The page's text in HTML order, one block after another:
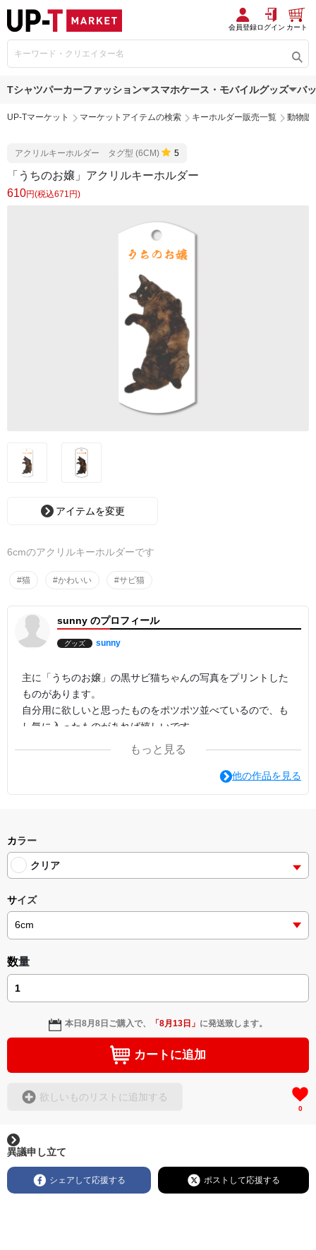
会員登録ログイン カート
Tシャツパーカーファッション スマホケース・モバイルグッズ バ
UP-Tマーケット マーケットアイテムの検索 キーホルダー販売一覧 動物販
アクリルキーホルダー タグ型 (6CM) 5
「うちのお嬢」アクリルキーホルダー
610円(税込671円)
アイテムを変更
6cmのアクリルキーホルダーです
#猫 #かわいい #サビ猫
sunny のプロフィール
グッズ sunny
主に「うちのお嬢」の黒サビ猫ちゃんの写真をプリントした
ものがあります。
自分用に欲しいと思ったものをポツポツ並べているので、も
し気に入ったものがあれば嬉しいです。
もっと見る
他の作品を見る
カラー
クリア
サイズ
数量
本日8月8日 ご購入で、 「8月13日 」 に発送致します。
カートに追加
欲しいものリストに追加する
0
異議申し立て
シェアして応援する ポストして応援する